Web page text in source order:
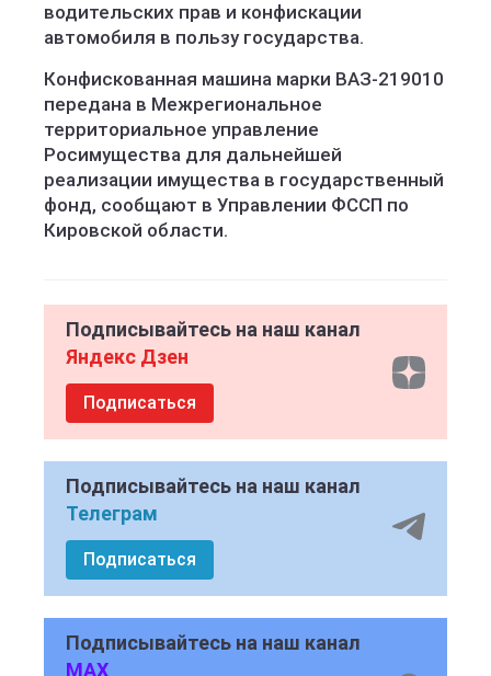
водительских прав и конфискации
автомобиля в пользу государства.
Конфискованная машина марки ВАЗ-219010
передана в Межрегиональное
территориальное управление
Росимущества для дальнейшей
реализации имущества в государственный
фонд, сообщают в Управлении ФССП по
Кировской области.
Подписывайтесь на наш канал
Яндекс Дзен
Подписаться
Подписывайтесь на наш канал
Телеграм
Подписаться
Подписывайтесь на наш канал
MAX